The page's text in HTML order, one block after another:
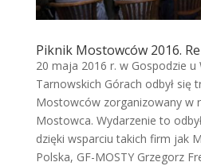
Piknik Mostowców 2016.
20 maja 2016 r. w Gospodzie
Tarnowskich Górach odbył się
Mostowców zorganizowany w
Mostowca. Wydarzenie to
dzięki wsparciu takich firm jak
Polska, GF-MOSTY Grzegorz